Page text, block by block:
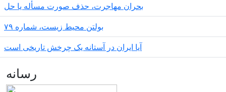
بحران مهاجرت‌، حذف صورت مسأله یا حل
بولتن محیط زیست، شماره ۷۹
آیا ایران در آستانه یک چرخش تاریخی است
رسانه